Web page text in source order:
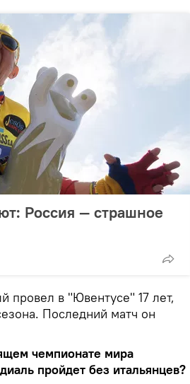
Россия — страшное
провел в "Ювентусе" 17 лет,
Последний матч он
чемпионате мира
пройдет без итальянцев?